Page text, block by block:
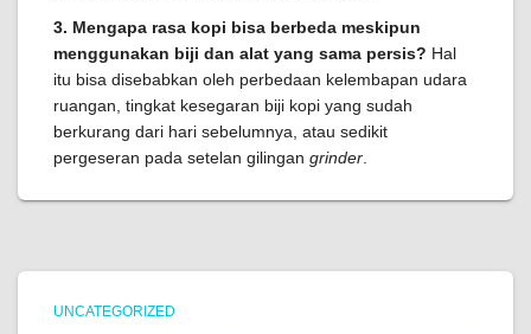
3. Mengapa rasa kopi bisa berbeda meskipun
menggunakan biji dan alat yang sama persis? Hal
itu bisa disebabkan oleh perbedaan kelembapan udara
ruangan, tingkat kesegaran biji kopi yang sudah
berkurang dari hari sebelumnya, atau sedikit
pergeseran pada setelan gilingan grinder
UNCATEGORIZED